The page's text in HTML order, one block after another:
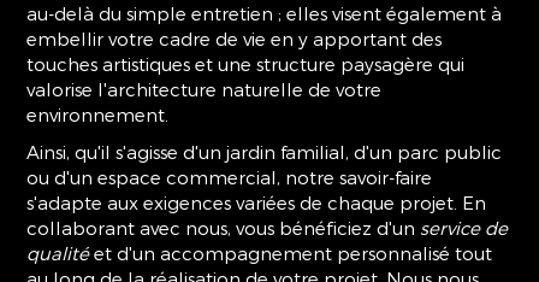
au-delà du simple entretien ; elles visent également à
embellir votre cadre de vie en y apportant des
touches artistiques et une structure paysagère qui
valorise l'architecture naturelle de votre
environnement.
Ainsi, qu'il s'agisse d'un jardin familial, d'un parc public
ou d'un espace commercial, notre savoir-faire
s'adapte aux exigences variées de chaque projet. En
collaborant avec nous, vous bénéficiez d'unservice de
qualitéet d'un accompagnement personnalisé tout